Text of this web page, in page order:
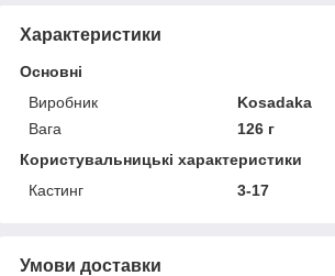
Характеристики
Основні
Виробник
Kosadaka
Вага
126 г
Користувальницькі характеристики
Кастинг
3-17
Умови доставки